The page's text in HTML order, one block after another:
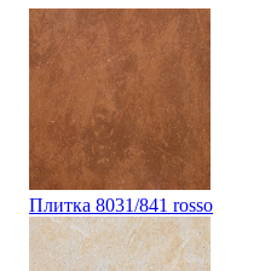
Плитка 8031/841 rosso